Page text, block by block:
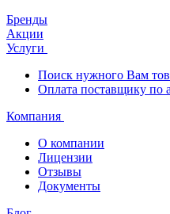
Бренды
Акции
Услуги
Поиск нужного Вам
Оплата поставщику по
Компания
О компании
Лицензии
Отзывы
Документы